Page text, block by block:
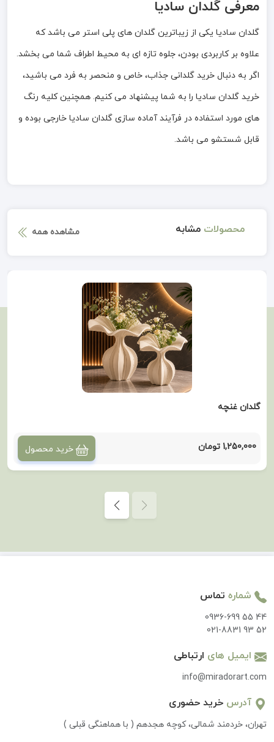
معرفی گلدان سادیا
گلدان سادیا یکی از زیباترین گلدان های پلی استر می باشد که
علاوه بر کاربردی بودن، جلوه تازه ای به محیط اطراف شما می بخشد.
اگر به دنبال خرید گلدانی جذاب، خاص و منحصر به فرد می باشید،
خرید گلدان سادیا را به شما پیشنهاد می کنیم. همچنین کلیه رنگ
های مورد استفاده در فرآیند آماده سازی گلدان سادیا خارجی بوده و
قابل شستشو می باشد.
محصولات مشابه مشاهده همه
گلدان غنچه
1,250,000 تومان خرید محصول
شماره تماس
0936-699 55 44
021-8831 93 52
ایمیل های ارتباطی
info@miradorart.com
آدرس خرید حضوری
تهران، خردمند شمالی، کوچه هجدهم ( با هماهنگی قبلی )